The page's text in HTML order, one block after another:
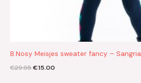
B.Nosy Meisjes sweater fancy – Sangria
€29.95€15.00